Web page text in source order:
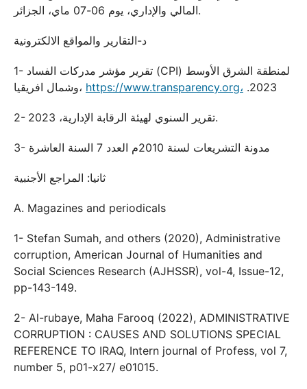
المالي والإداري، يوم 06-07 ماي، الجزائر.
د-التقارير والمواقع الالكترونية
1- تقرير مؤشر مدركات الفساد (CPI) لمنطقة الشرق الأوسط
وشمال افريقيا، https://www.transparency.org، .2023
2- تقرير السنوي لهيئة الرقابة الإدارية، 2023.
3- مدونة التشريعات لسنة 2010م العدد 7 السنة العاشرة
ثانيا: المراجع الأجنبية
A. Magazines and periodicals
1- Stefan Sumah, and others (2020), Administrative
corruption, American Journal of Humanities and
Social Sciences Research (AJHSSR), vol-4, Issue-12,
pp-143-149.
2- Al-rubaye, Maha Farooq (2022), ADMINISTRATIVE
CORRUPTION : CAUSES AND SOLUTIONS SPECIAL
REFERENCE TO IRAQ, Intern journal of Profess, vol 7,
number 5, p01-x27/ e01015.